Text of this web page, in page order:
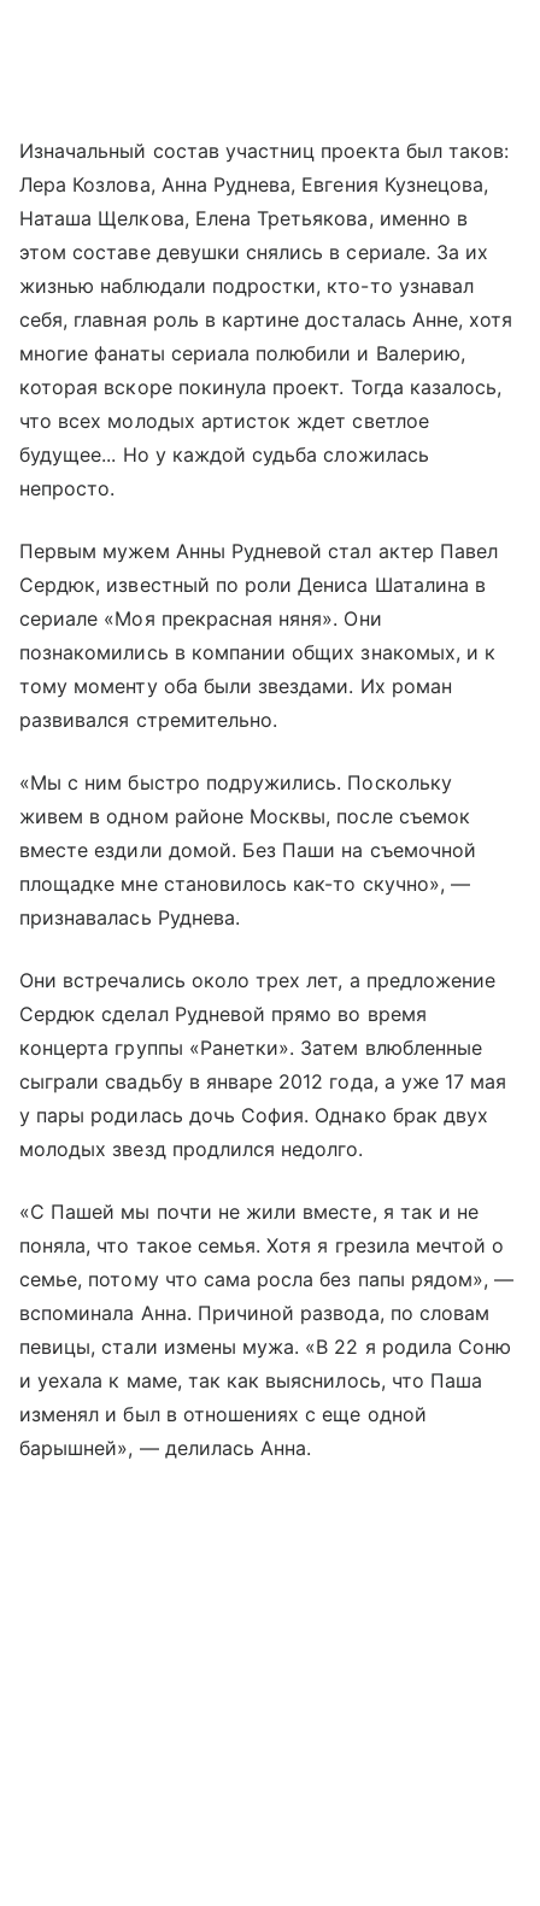
Изначальный состав участниц проекта был таков:
Лера Козлова, Анна Руднева, Евгения Кузнецова,
Наташа Щелкова, Елена Третьякова, именно в
этом составе девушки снялись в сериале. За их
жизнью наблюдали подростки, кто-то узнавал
себя, главная роль в картине досталась Анне, хотя
многие фанаты сериала полюбили и Валерию,
которая вскоре покинула проект. Тогда казалось,
что всех молодых артисток ждет светлое
будущее... Но у каждой судьба сложилась
непросто.
Первым мужем Анны Рудневой стал актер Павел
Сердюк, известный по роли Дениса Шаталина в
сериале «Моя прекрасная няня». Они
познакомились в компании общих знакомых, и к
тому моменту оба были звездами. Их роман
развивался стремительно.
«Мы с ним быстро подружились. Поскольку
живем в одном районе Москвы, после съемок
вместе ездили домой. Без Паши на съемочной
площадке мне становилось как-то скучно», —
признавалась Руднева.
Они встречались около трех лет, а предложение
Сердюк сделал Рудневой прямо во время
концерта группы «Ранетки». Затем влюбленные
сыграли свадьбу в январе 2012 года, а уже 17 мая
у пары родилась дочь София. Однако брак двух
молодых звезд продлился недолго.
«С Пашей мы почти не жили вместе, я так и не
поняла, что такое семья. Хотя я грезила мечтой о
семье, потому что сама росла без папы рядом», —
вспоминала Анна. Причиной развода, по словам
певицы, стали измены мужа. «В 22 я родила Соню
и уехала к маме, так как выяснилось, что Паша
изменял и был в отношениях с еще одной
барышней», — делилась Анна.